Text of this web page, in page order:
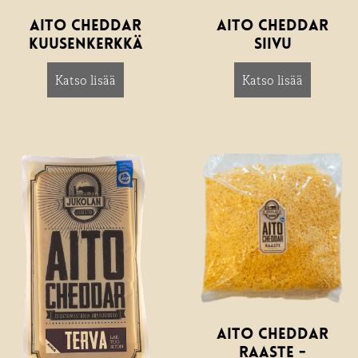
Aito Cheddar
Kuusenkerkkä
Katso lisää about Aito Cheddar Kuusenkerkkä
Aito Cheddar
Siivu
Katso lisää
Aito Cheddar
Raaste -